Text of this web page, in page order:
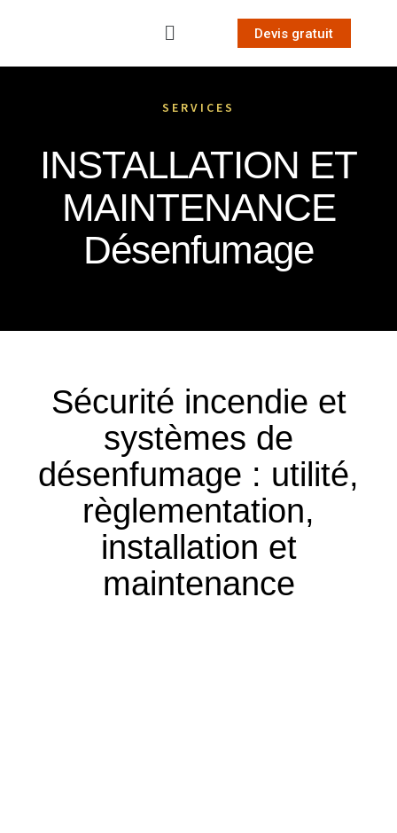
Devis gratuit
SERVICES
INSTALLATION ET
MAINTENANCE
Désenfumage
Sécurité incendie et
systèmes de
désenfumage : utilité,
règlementation,
installation et
maintenance